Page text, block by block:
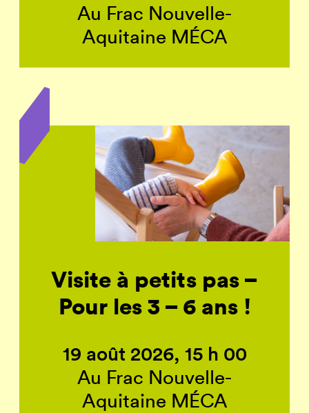
Au Frac Nouvelle-
Aquitaine MÉCA
Visite à petits pas –
Pour les 3 – 6 ans !
19 août 2026, 15 h 00
Au Frac Nouvelle-
Aquitaine MÉCA